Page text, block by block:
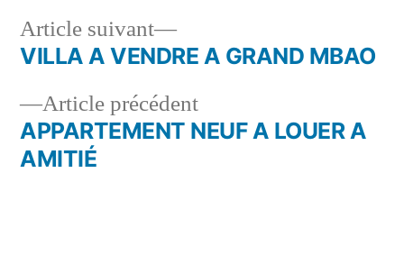
Navigation
de
l’article
Article précédentArticle
précédent :
APPARTEMENT NEUF A LOUER A
AMITIÉ
Article suivant
Article
suivant :
VILLA A VENDRE A GRAND MBAO